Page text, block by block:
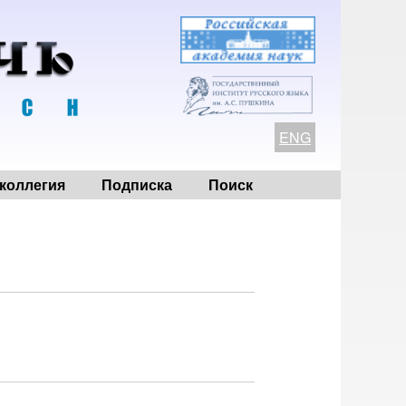
ENG
Подписка Поиск